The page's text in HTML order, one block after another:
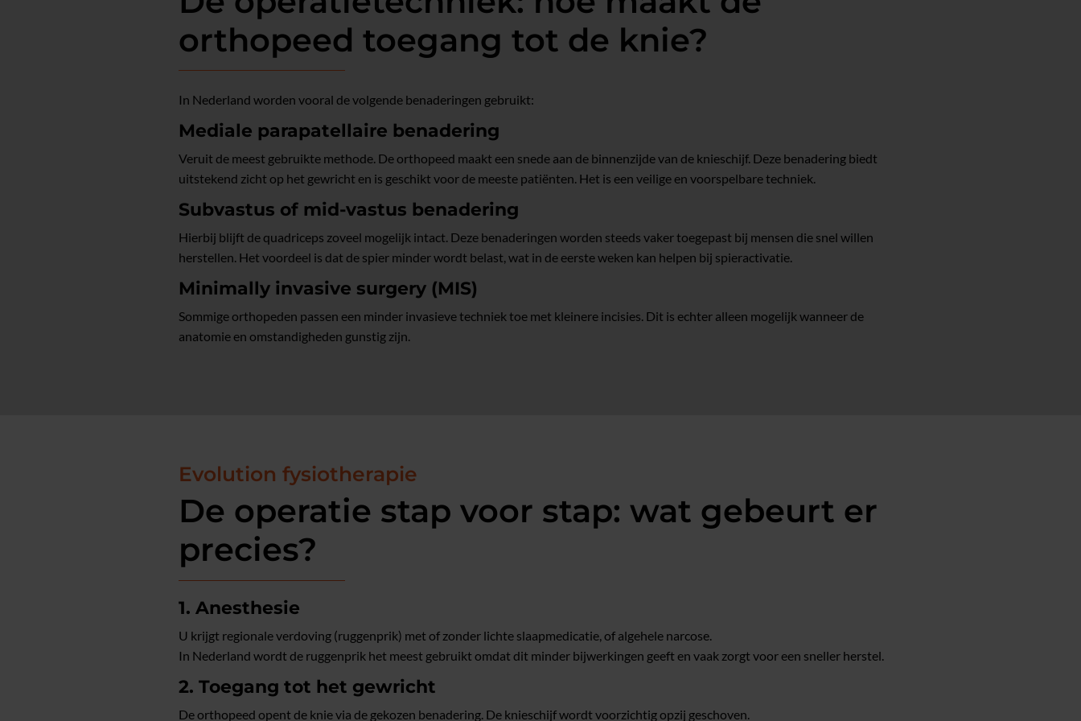
orthopeed toegang tot de knie?
In Nederland worden vooral de volgende benaderingen gebruikt:
Mediale parapatellaire benadering
Veruit de meest gebruikte methode. De orthopeed maakt een snede aan de binnenzijde van de knieschijf. Deze benadering biedt
uitstekend zicht op het gewricht en is geschikt voor de meeste patiënten. Het is een veilige en voorspelbare techniek.
Subvastus of mid-vastus benadering
Hierbij blijft de quadriceps zoveel mogelijk intact. Deze benaderingen worden steeds vaker toegepast bij mensen die snel willen
herstellen. Het voordeel is dat de spier minder wordt belast, wat in de eerste weken kan helpen bij spieractivatie.
Minimally invasive surgery (MIS)
Sommige orthopeden passen een minder invasieve techniek toe met kleinere incisies. Dit is echter alleen mogelijk wanneer de
anatomie en omstandigheden gunstig zijn.
Evolution fysiotherapie
De operatie stap voor stap: wat gebeurt er
precies?
1. Anesthesie
U krijgt regionale verdoving (ruggenprik) met of zonder lichte slaapmedicatie, of algehele narcose.
In Nederland wordt de ruggenprik het meest gebruikt omdat dit minder bijwerkingen geeft en vaak zorgt voor een sneller herstel.
2. Toegang tot het gewricht
De orthopeed opent de knie via de gekozen benadering. De knieschijf wordt voorzichtig opzij geschoven.